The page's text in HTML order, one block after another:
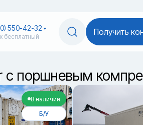
550-42-32
бесплатный Получить
с поршневым
В наличии
Б/У